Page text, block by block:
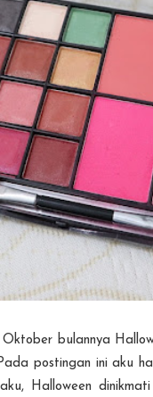
bulannya
postingan ini aku
Halloween